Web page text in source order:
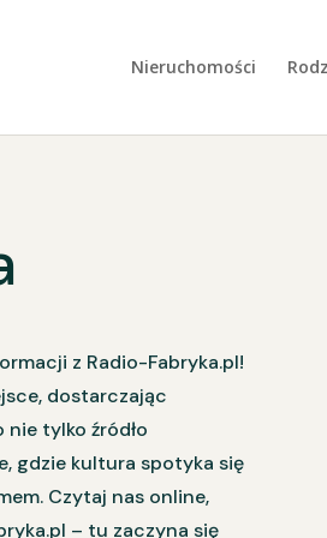
Nieruchomości
z Radio-Fabryka.pl!
dostarczając
nie tylko źródło
gdzie kultura spotyka się
Czytaj nas online,
– tu zaczyna się